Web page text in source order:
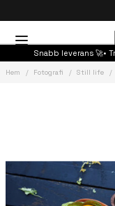
Snabb leverans 🚀•
Hem Fotografi Still life